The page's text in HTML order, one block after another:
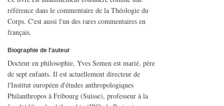
référence dans le commentaire de la Théologie du
Corps. C'est aussi l'un des rares commentaires en
français.
Biographie de l'auteur
Docteur en philosophie, Yves Semen est marié, père
de sept enfants. Il est actuellement directeur de
l'Institut européen d'études anthropologiques
Philanthropos à Fribourg (Suisse), professeur à la